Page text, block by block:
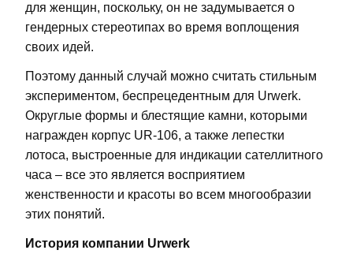
для женщин, поскольку, он не задумывается о
гендерных стереотипах во время воплощения
своих идей.
Поэтому данный случай можно считать стильным
экспериментом, беспрецедентным для Urwerk.
Округлые формы и блестящие камни, которыми
награжден корпус UR-106, а также лепестки
лотоса, выстроенные для индикации сателлитного
часа – все это является восприятием
женственности и красоты во всем многообразии
этих понятий.
История компании Urwerk